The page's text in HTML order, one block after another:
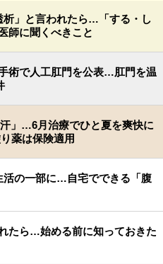
析」と言われたら…「する・し
師に聞くべきこと
術で人工肛門を公表…肛門を温
」…6月治療でひと夏を爽快に
薬は保険適用
活の一部に…自宅でできる「腹
たら…始める前に知っておきた